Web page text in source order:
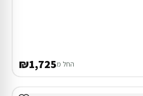
החל מ₪1,725